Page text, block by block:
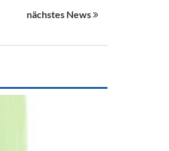
nächstes News